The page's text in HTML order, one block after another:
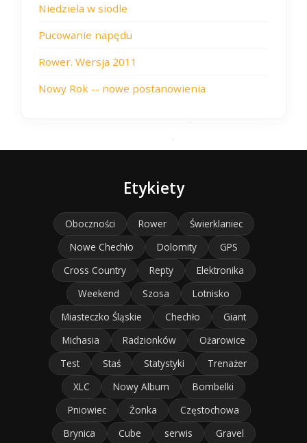
Niedziela w siodle
Pucowanie napędu
Rower. Wersja 2011
Nowy Rok -- nowe postanowienia
Etykiety
Oboczności Rower
Świerklaniec
Nowe Chechło
Dolomity
GPS
Cross Country
Repty
Elektronika
Weekend
Szosa
Lotnisko
Miasteczko Śląskie
Chechło
Giant
Michasia
Radzionków
Ożarowice
Test
Staś Statystyki
Trenażer
XLC
Nowy Album
Bombelki
Pniowiec
Żonka
Częstochowa
Brynica
Cube serwis
Gravel